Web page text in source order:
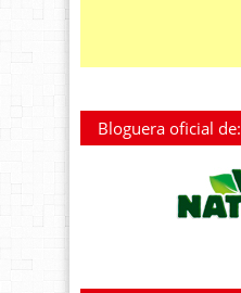
Bloguera oficial de: